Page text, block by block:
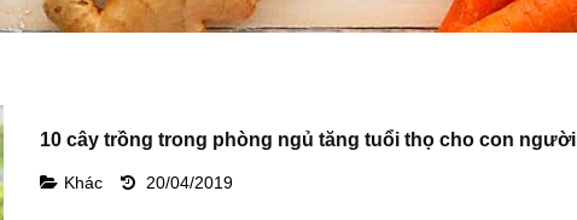
10 cây trồng trong phòng ngủ tăng tuổi thọ cho con người
Khác 20/04/2019